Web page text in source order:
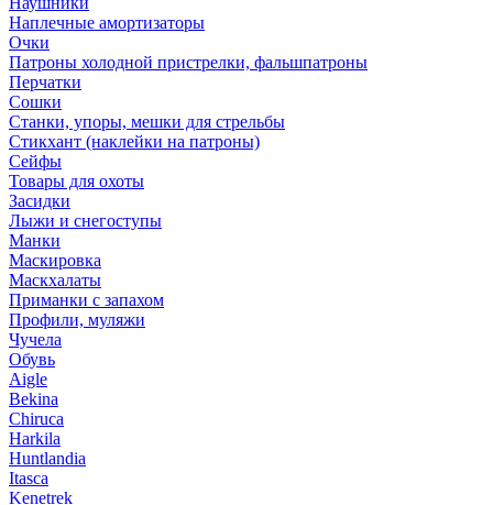
Наплечные амортизаторы
Очки
Патроны холодной пристрелки, фальшпатроны
Перчатки
Сошки
Станки, упоры, мешки для стрельбы
Стикхант (наклейки на патроны)
Сейфы
Товары для охоты
Засидки
Лыжи и снегоступы
Манки
Маскировка
Маскхалаты
Приманки с запахом
Профили, муляжи
Чучела
Обувь
Aigle
Bekina
Chiruсa
Harkila
Huntlandia
Itasca
Kenetrek